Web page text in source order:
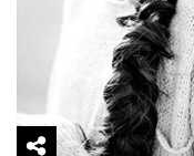
ХАНТУХОВА ЛЕЙЛА